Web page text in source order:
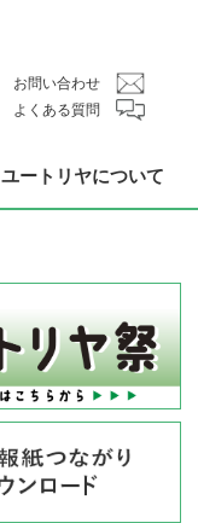
お問い合わせ
よくある質問
ユートリヤについて